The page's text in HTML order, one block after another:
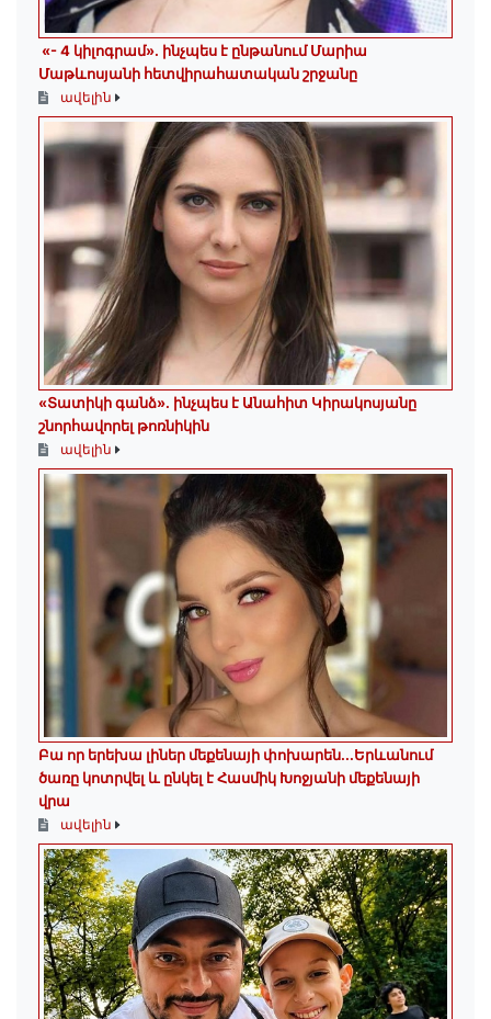
«- 4 կիլոգրամ». ինչպես է ընթանում Մարիա
Մաթևոսյանի հետվիրահատական շրջանը
ավելին
«Տատիկի գանձ». ինչպես է Անահիտ Կիրակոսյանը
շնորհավորել թոռնիկին
ավելին
Բա որ երեխա լիներ մեքենայի փոխարեն...Երևանում
ծառը կոտրվել և ընկել է Հասմիկ Խոջյանի մեքենայի
վրա
ավելին